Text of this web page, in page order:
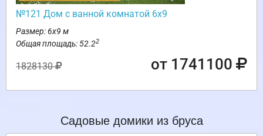
№121 Дом с ванной комнатой 6х9
Размер: 6х9 м
Общая площадь: 52.22
1828130 от 1741100
Садовые домики из бруса